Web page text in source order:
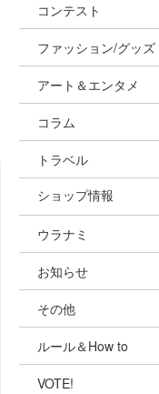
コンテスト
ファッション/グッズ
アート＆エンタメ
コラム
トラベル
ショップ情報
ショップ情報
湘南
千葉北
伊豆
千葉南
ウラナミ
お知らせ
その他
ルール＆How to
VOTE!